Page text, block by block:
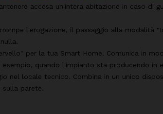
accesa un'intera abitazione in caso di
l'erogazione, il passaggio alla modalità
per la tua Smart Home. Comunica in
quando l'impianto sta producendo in
nel locale tecnico. Combina in un unico
parete.